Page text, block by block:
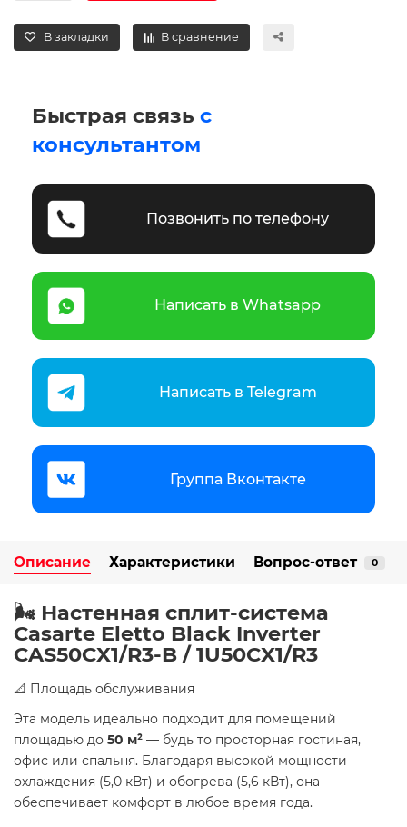
В закладки В сравнение
Быстрая связь с
консультантом
Позвонить по телефону
Написать в Whatsapp
Написать в Telegram
Группа Вконтакте
Описание Характеристики Вопрос-ответ 0
🌬️ Настенная сплит-система
Casarte Eletto Black Inverter
CAS50CX1/R3-B / 1U50CX1/R3
📐 Площадь обслуживания
Эта модель идеально подходит для помещений
площадью до 50 м² — будь то просторная гостиная,
офис или спальня. Благодаря высокой мощности
охлаждения (5,0 кВт) и обогрева (5,6 кВт), она
обеспечивает комфорт в любое время года.